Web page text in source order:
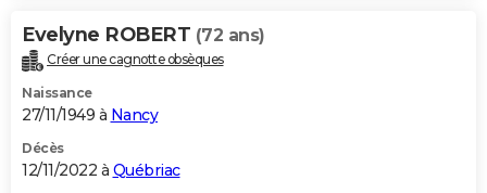
Evelyne ROBERT (72 ans)
Créer une cagnotte obsèques
Naissance
27/11/1949 à Nancy
Décès
12/11/2022 à Québriac